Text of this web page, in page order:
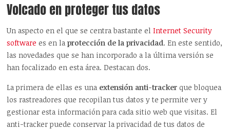
Volcado en proteger tus datos
Un aspecto en el que se centra bastante elInternet Security
software es en laprotección de la privacidad. En este sentido,
las novedades que se han incorporado a la última versión se
han focalizado en esta área. Destacan dos.
La primera de ellas es una extensión anti-tracker que bloquea
los rastreadores que recopilan tus datos y te permite ver y
gestionar esta información para cada sitio web que visitas. El
anti-tracker puede conservar la privacidad de tus datos de